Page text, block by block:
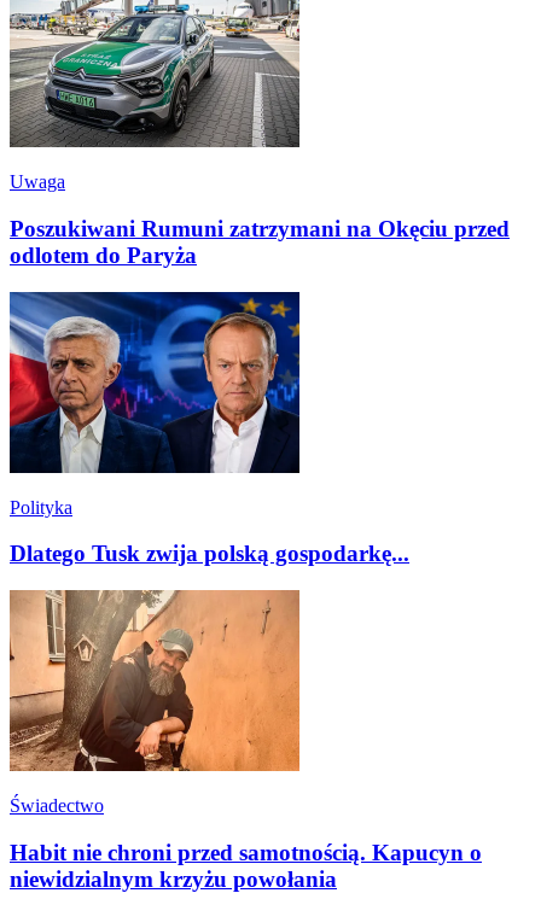
Uwaga
Poszukiwani Rumuni zatrzymani na Okęciu przed
odlotem do Paryża
Polityka
Dlatego Tusk zwija polską gospodarkę...
Świadectwo
Habit nie chroni przed samotnością. Kapucyn o
niewidzialnym krzyżu powołania